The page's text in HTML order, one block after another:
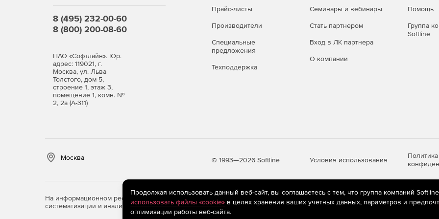
8 (495) 232-00-60
8 (800) 200-08-60
ПАО «Софтлайн». Юр.
адрес: 119021, г.
Москва, ул. Льва
Толстого, дом 5,
строение 1, этаж 3,
помещение 1, комн. №
2, 2а (А-311)
Прайс-листы
Производители
Специальные
предложения
Техподдержка
Семинары и вебинары
Стать партнером
Вход в ЛК партнера
О компании
Помощь
Группа
Softline
Москва © 1993—2026 Softline Условия использования
Политика
На информационном ресурсе store.softline.ru применяются рекомендательные технологии
(информационные
систематизации и анализа сведений, относящихся к предпочтениям пользователей сети «Интернет», находящихся на
Продолжая использовать данный веб-сайт, вы соглашаетесь с тем, что группа компаний
использовать файлы «cookie»в целях хранения ваших учетных данных, параметров и
оптимизации работы веб-сайта.